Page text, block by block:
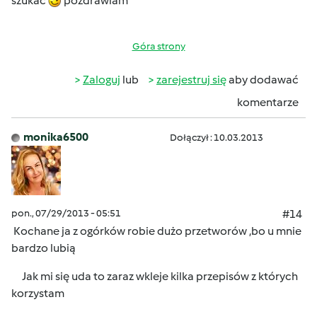
Góra strony
Zaloguj lub zarejestruj sięaby dodawać
komentarze
monika6500 Dołączył : 10.03.2013
pon., 07/29/2013 - 05:51
#14
Kochane ja z ogórków robie dużo przetworów ,bo u mnie
bardzo lubią
Jak mi się uda to zaraz wkleje kilka przepisów z których
korzystam